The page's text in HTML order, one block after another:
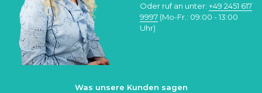
Oder ruf an unter: +49 2451 617
9997 (Mo-Fr.: 09:00 - 13:00
Uhr)
Was unsere Kunden sagen